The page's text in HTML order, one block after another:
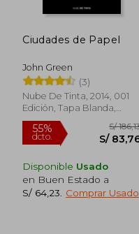
Ciudades de Papel
John Green
(3)
Nube De Tinta, 2014, 001
Edición, Tapa Blanda,
Nuevo
Disponible Usado
en Buen Estado a
S/ 64,23
Comprar Usado